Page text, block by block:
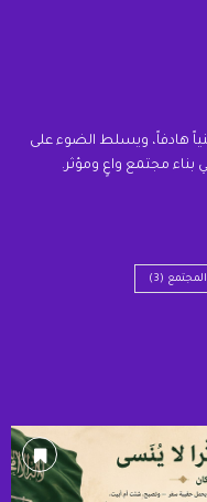
هادفاً، ويسلط الضوء على
بناء مجتمع واعٍ ومؤثر.
(3)